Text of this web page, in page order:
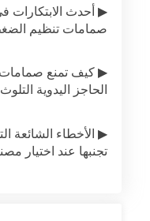
▶ أحدث الابتكارات
صمامات تنظيم
▶ كيف تمنع
الحاجز اليدوية
▶ الأخطاء الشائعة
تجنبها عند اختيار